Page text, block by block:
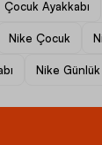
Çocuk Ayakkabı
Nike Çocuk
Nike Günlük